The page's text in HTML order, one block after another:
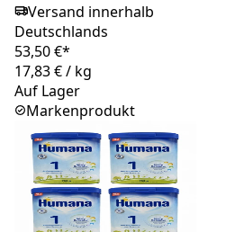
Versand innerhalb
Deutschlands
53,50 €*
17,83 €/ kg
Auf Lager
Markenprodukt